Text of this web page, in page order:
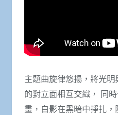
主題曲旋律悠揚，將光
的對立面相互交織， 同
畫，白影在黑暗中掙扎